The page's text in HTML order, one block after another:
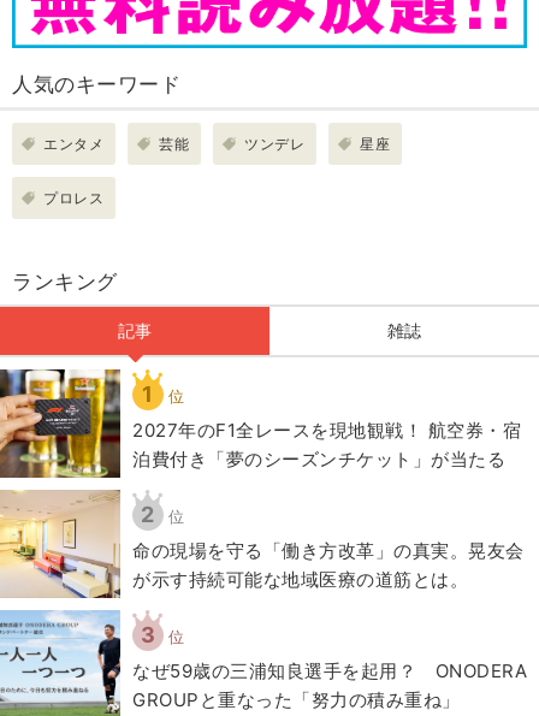
人気のキーワード
エンタメ 芸能 ツンデレ 星座
プロレス
ランキング
記事 雑誌
1 位
2027年のF1全レースを現地観戦！ 航空券・宿
泊費付き「夢のシーズンチケット」が当たる
2 位
​命の現場を守る「働き方改革」の真実。晃友会
が示す持続可能な地域医療の道筋とは。
3 位
なぜ59歳の三浦知良選手を起用？ ONODERA
GROUPと重なった「努力の積み重ね」